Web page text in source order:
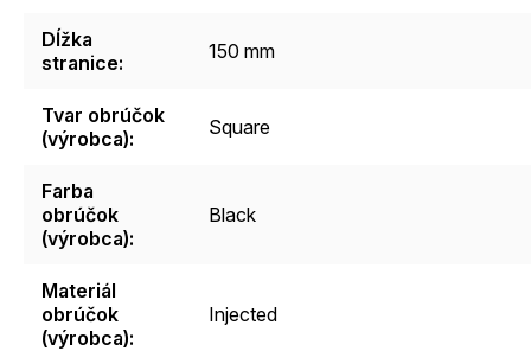
Dĺžka
stranice: 150 mm
Tvar obrúčok
(výrobca): Square
Farba
obrúčok
(výrobca):
Black
Materiál
obrúčok
(výrobca):
Injected